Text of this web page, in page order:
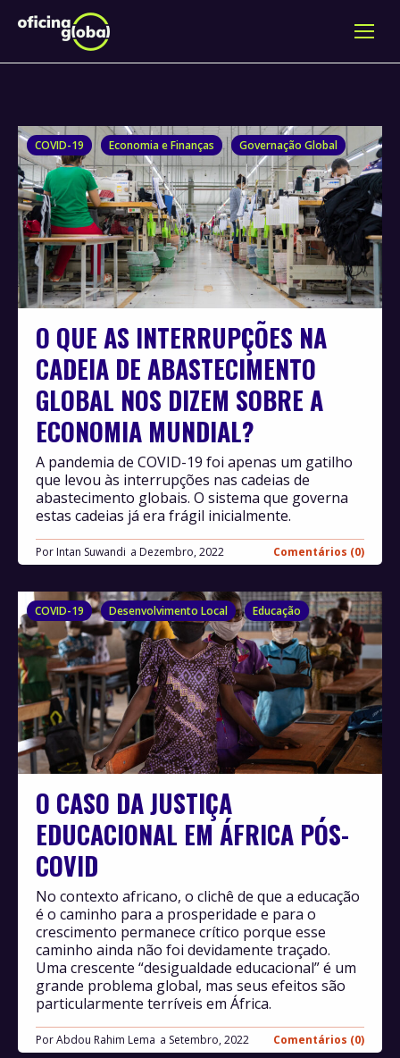
COVID-19 Economia e Finanças Governação Global
O QUE AS INTERRUPÇÕES NA
CADEIA DE ABASTECIMENTO
GLOBAL NOS DIZEM SOBRE A
ECONOMIA MUNDIAL?
Por Intan Suwandi Dezembro, 2022 Comentários (0)
A pandemia de COVID-19 foi apenas um gatilho
que levou às interrupções nas cadeias de
abastecimento globais. O sistema que governa
estas cadeias já era frágil inicialmente.
COVID-19 Desenvolvimento Local Educação
O CASO DA JUSTIÇA
EDUCACIONAL EM ÁFRICA PÓS-
COVID
PorAbdou Rahim Lema Setembro, 2022 Comentários (0)
No contexto africano, o clichê de que a educação
é o caminho para a prosperidade e para o
crescimento permanece crítico porque esse
caminho ainda não foi devidamente traçado.
Uma crescente “desigualdade educacional” é um
grande problema global, mas seus efeitos são
particularmente terríveis em África.